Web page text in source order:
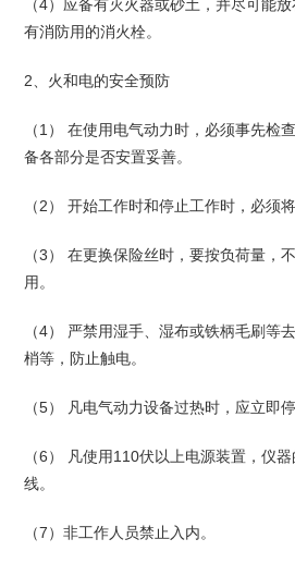
（4）应备有灭火器或砂土，并尽可能
有消防用的消火栓。
2、火和电的安全预防
（1） 在使用电气动力时，必须事先检
备各部分是否安置妥善。
（2） 开始工作时和停止工作时，必须
（3） 在更换保险丝时，要按负荷量，
用。
（4） 严禁用湿手、湿布或铁柄毛刷等
梢等，防止触电。
（5） 凡电气动力设备过热时，应立即停
（6） 凡使用110伏以上电源装置，仪
线。
（7）非工作人员禁止入内。